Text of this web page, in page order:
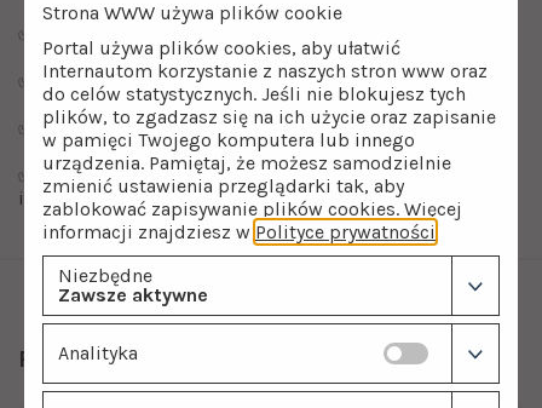
✅ stylowy złoty połysk
✅ pomaga utrzymać pełną higienę.
✅ dozujesz dokładną ilość płynu do mycia naczyń
✅ razem ze złotą baterią Blue Water tworzy spójny
i luksusowy wystrój
Polecamy również
Strona WWW używa plików cookie
Portal używa plików cookies, aby ułatwić
Internautom korzystanie z naszych stron www oraz
do celów statystycznych. Jeśli nie blokujesz tych
plików, to zgadzasz się na ich użycie oraz zapisanie
w pamięci Twojego komputera lub innego
urządzenia. Pamiętaj, że możesz samodzielnie
zmienić ustawienia przeglądarki tak, aby
zablokować zapisywanie plików cookies. Więcej
informacji znajdziesz w Polityce prywatności
Niezbędne
Zawsze aktywne
Analityka